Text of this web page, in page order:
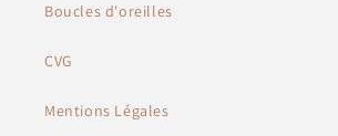
Boucles d'oreilles
CVG
Mentions Légales